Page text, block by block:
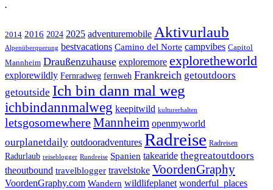
.
2014 2016 2024 2025 adventuremobile Aktivurlaub
Alpenüberquerung bestvacations Camino del Norte campvibes Capitol
Mannheim Draußenzuhause exploremore exploretheworld
explorewildly Fernradweg fernweh Frankreich getoutdoors
getoutside Ich bin dann mal weg
ichbindannmalweg keepitwild kulturerhalten
letsgosomewhereMannheim openmyworld
ourplanetdaily outdooradventures Radreise Radreisen
Radurlaub reiseblogger Rundreise Spanien takearide thegreatoutdoors
theoutbound travelblogger travelstoke VoordenGraphy
VoordenGraphy.com Wandern wildlifeplanet wonderful_places